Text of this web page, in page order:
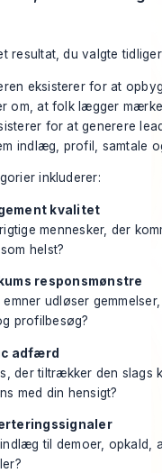
resultat, du valgte
eksisterer for at
om, at folk lægger
for at generere
indlæg, profil, samtale
inkluderer:
kvalitet
mennesker, der
helst?
responsmønstre
emner udløser
profilbesøg?
adfærd
der tiltrækker den slags
med din hensigt?
til demoer, opkald,